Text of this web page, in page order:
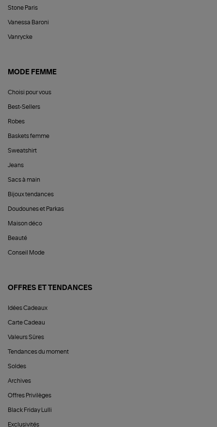
Stone Paris
Vanessa Baroni
Vanrycke
MODE FEMME
Choisi pour vous
Best-Sellers
Robes
Baskets femme
Sweatshirt
Jeans
Sacs à main
Bijoux tendances
Doudounes et Parkas
Maison déco
Beauté
Conseil Mode
OFFRES ET TENDANCES
Idées Cadeaux
Carte Cadeau
Valeurs Sûres
Tendances du moment
Soldes
Archives
Offres Privilèges
Black Friday Lulli
Exclusivités